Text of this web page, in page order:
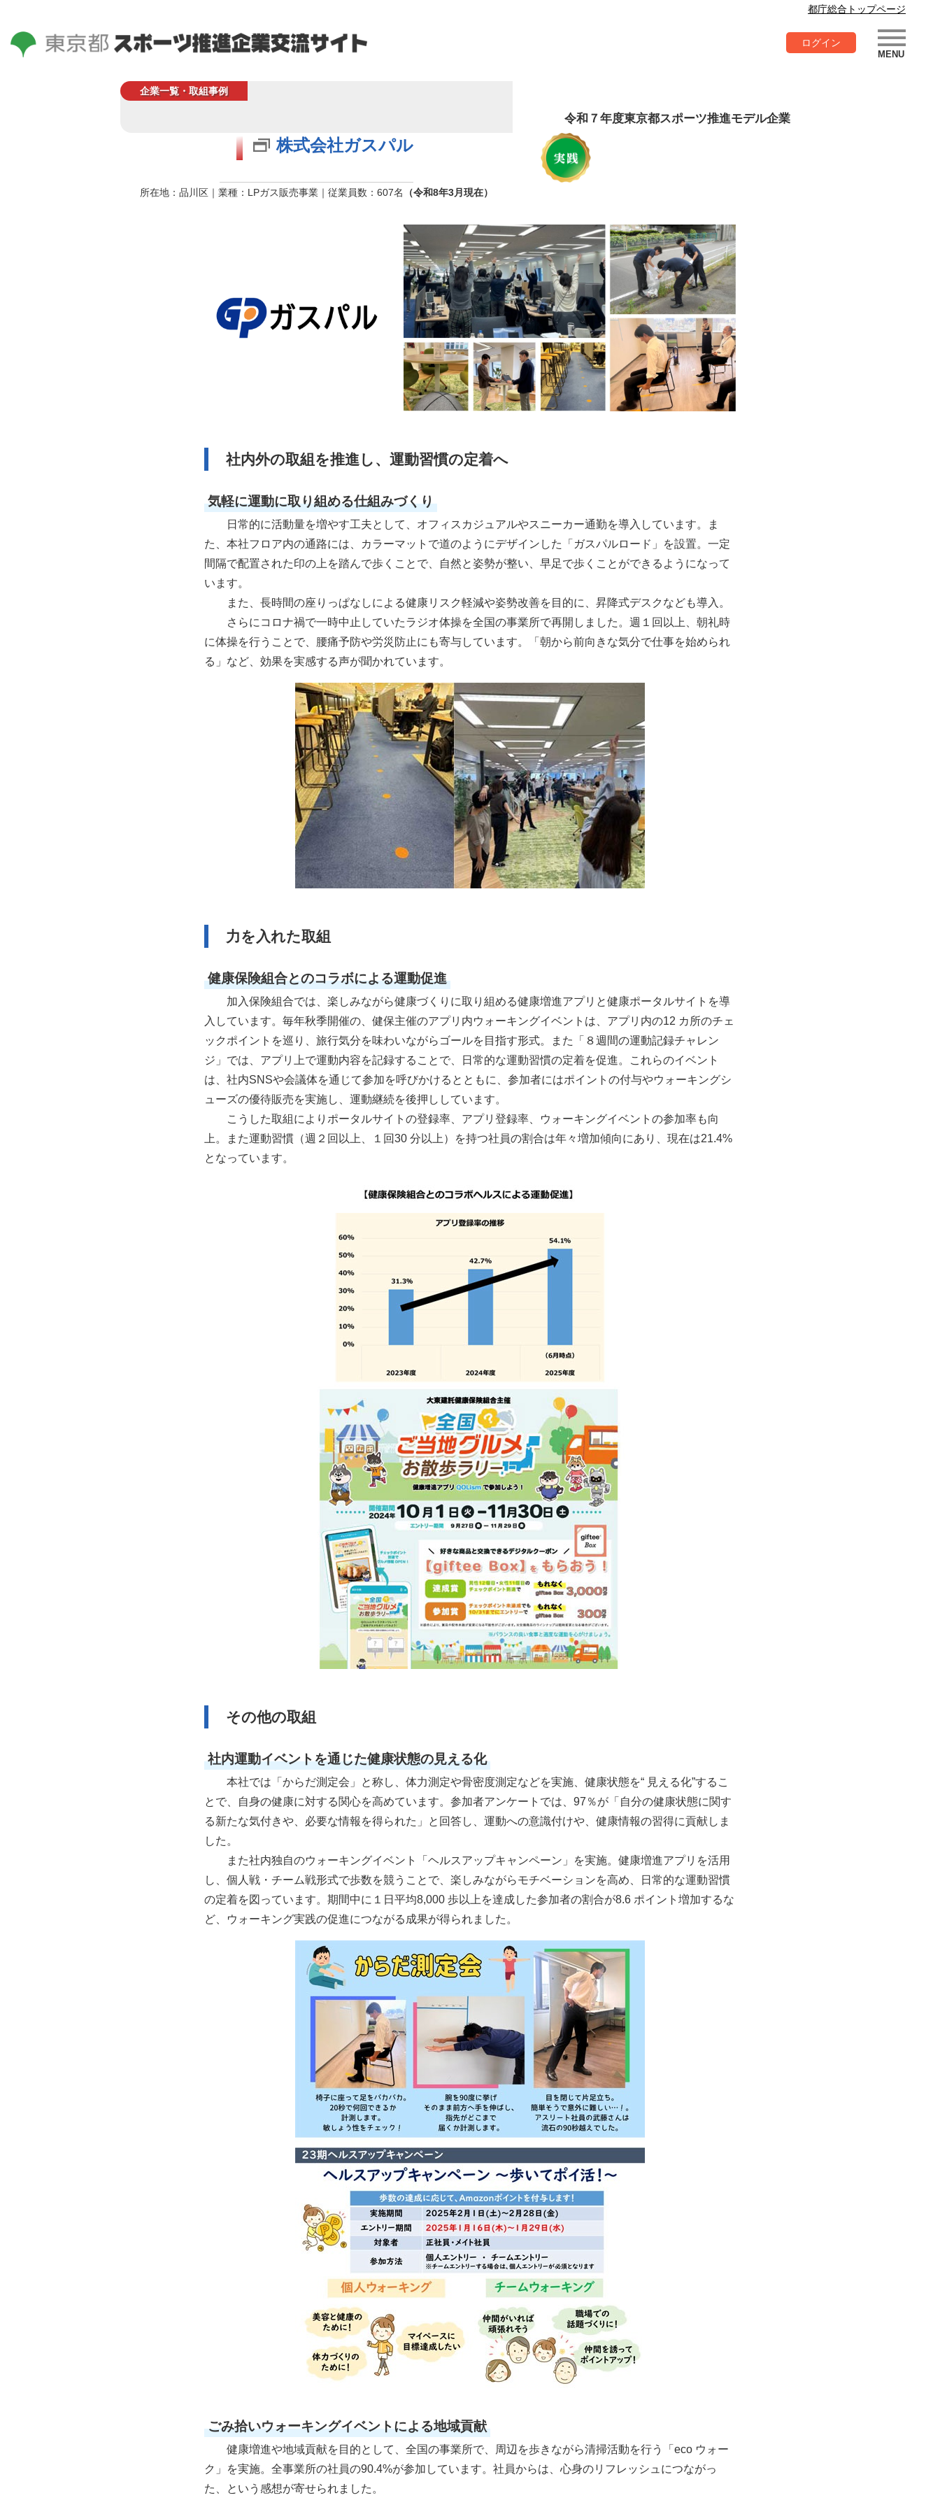
都庁総合トップページ
ログイン
企業一覧・取組事例
令和７年度東京都スポーツ推進モデル企業
株式会社ガスパル
所在地：品川区｜業種：LPガス販売事業｜従業員数：607名 （令和8年3月現在）
社内外の取組を推進し、運動習慣の定着へ
気軽に運動に取り組める仕組みづくり
日常的に活動量を増やす工夫として、オフィスカジュアルやスニーカー通勤を導入しています。ま
た、本社フロア内の通路には、カラーマットで道のようにデザインした「ガスパルロード」を設置。一定
間隔で配置された印の上を踏んで歩くことで、自然と姿勢が整い、早足で歩くことができるようになって
います。
また、長時間の座りっぱなしによる健康リスク軽減や姿勢改善を目的に、昇降式デスクなども導入。
さらにコロナ禍で一時中止していたラジオ体操を全国の事業所で再開しました。週１回以上、朝礼時
に体操を行うことで、腰痛予防や労災防止にも寄与しています。「朝から前向きな気分で仕事を始められ
る」など、効果を実感する声が聞かれています。
力を入れた取組
健康保険組合とのコラボによる運動促進
加入保険組合では、楽しみながら健康づくりに取り組める健康増進アプリと健康ポータルサイトを導
入しています。毎年秋季開催の、健保主催のアプリ内ウォーキングイベントは、アプリ内の12 カ所のチェ
ックポイントを巡り、旅行気分を味わいながらゴールを目指す形式。また「８週間の運動記録チャレン
ジ」では、アプリ上で運動内容を記録することで、日常的な運動習慣の定着を促進。これらのイベント
は、社内SNSや会議体を通じて参加を呼びかけるとともに、参加者にはポイントの付与やウォーキングシ
ューズの優待販売を実施し、運動継続を後押ししています。
こうした取組によりポータルサイトの登録率、アプリ登録率、ウォーキングイベントの参加率も向
上。また運動習慣（週２回以上、１回30 分以上）を持つ社員の割合は年々増加傾向にあり、現在は21.4%
となっています。
その他の取組
社内運動イベントを通じた健康状態の見える化
本社では「からだ測定会」と称し、体力測定や骨密度測定などを実施、健康状態を“ 見える化”するこ
とで、自身の健康に対する関心を高めています。参加者アンケートでは、97％が「自分の健康状態に関す
る新たな気付きや、必要な情報を得られた」と回答し、運動への意識付けや、健康情報の習得に貢献しま
した。
また社内独自のウォーキングイベント「ヘルスアップキャンペーン」を実施。健康増進アプリを活用
し、個人戦・チーム戦形式で歩数を競うことで、楽しみながらモチベーションを高め、日常的な運動習慣
の定着を図っています。期間中に１日平均8,000 歩以上を達成した参加者の割合が8.6 ポイント増加するな
ど、ウォーキング実践の促進につながる成果が得られました。
ごみ拾いウォーキングイベントによる地域貢献
健康増進や地域貢献を目的として、全国の事業所で、周辺を歩きながら清掃活動を行う「eco ウォー
ク」を実施。全事業所の社員の90.4%が参加しています。社員からは、心身のリフレッシュにつながっ
た、という感想が寄せられました。